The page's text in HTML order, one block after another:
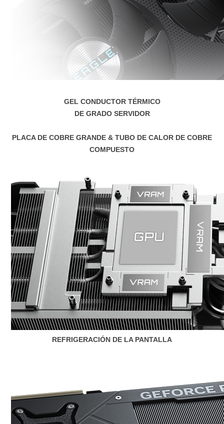
GEL CONDUCTOR TÉRMICO
DE GRADO SERVIDOR
PLACA DE COBRE GRANDE & TUBO DE CALOR DE COBRE
COMPUESTO
REFRIGERACIÓN DE LA PANTALLA